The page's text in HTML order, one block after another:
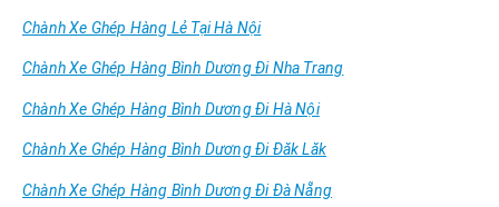
Chành Xe Ghép Hàng Lẻ Tại Hà Nội
Chành Xe Ghép Hàng Bình Dương Đi Nha Trang
Chành Xe Ghép Hàng Bình Dương Đi Hà Nội
Chành Xe Ghép Hàng Bình Dương Đi Đăk Lăk
Chành Xe Ghép Hàng Bình Dương Đi Đà Nẵng